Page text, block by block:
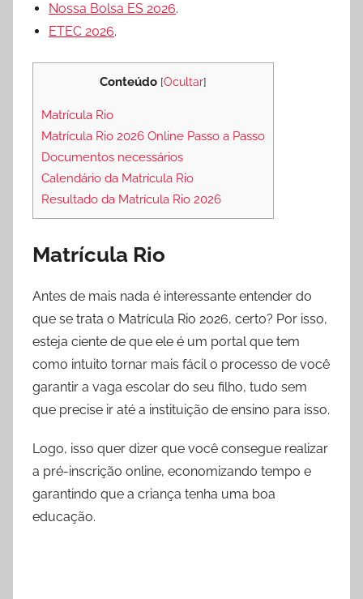
Nossa Bolsa ES 2026.
ETEC 2026.
Conteúdo [Ocultar]
Matrícula Rio
Matrícula Rio 2026 Online Passo a Passo
Documentos necessários
Calendário da Matrícula Rio
Resultado da Matrícula Rio 2026
Matrícula Rio
Antes de mais nada é interessante entender do
que se trata o Matrícula Rio 2026, certo? Por isso,
esteja ciente de que ele é um portal que tem
como intuito tornar mais fácil o processo de você
garantir a vaga escolar do seu filho, tudo sem
que precise ir até a instituição de ensino para isso.
Logo, isso quer dizer que você consegue realizar
a pré-inscrição online, economizando tempo e
garantindo que a criança tenha uma boa
educação.